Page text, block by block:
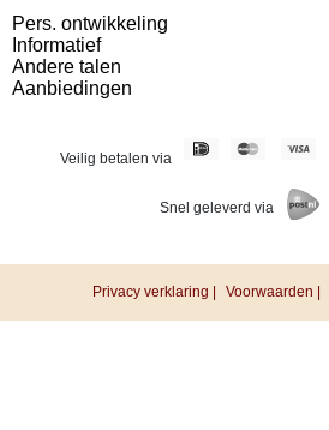
Pers. ontwikkeling
Informatief
Andere talen
Aanbiedingen
Veilig betalen via
Snel geleverd via
Privacy verklaring | Voorwaarden |